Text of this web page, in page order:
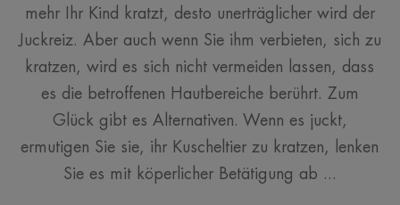
mehr Ihr Kind kratzt, desto unerträglicher wird der
Juckreiz. Aber auch wenn Sie ihm verbieten, sich zu
kratzen, wird es sich nicht vermeiden lassen, dass
es die betroffenen Hautbereiche berührt. Zum
Glück gibt es Alternativen. Wenn es juckt,
ermutigen Sie sie, ihr Kuscheltier zu kratzen, lenken
Sie es mit köperlicher Betätigung ab ...